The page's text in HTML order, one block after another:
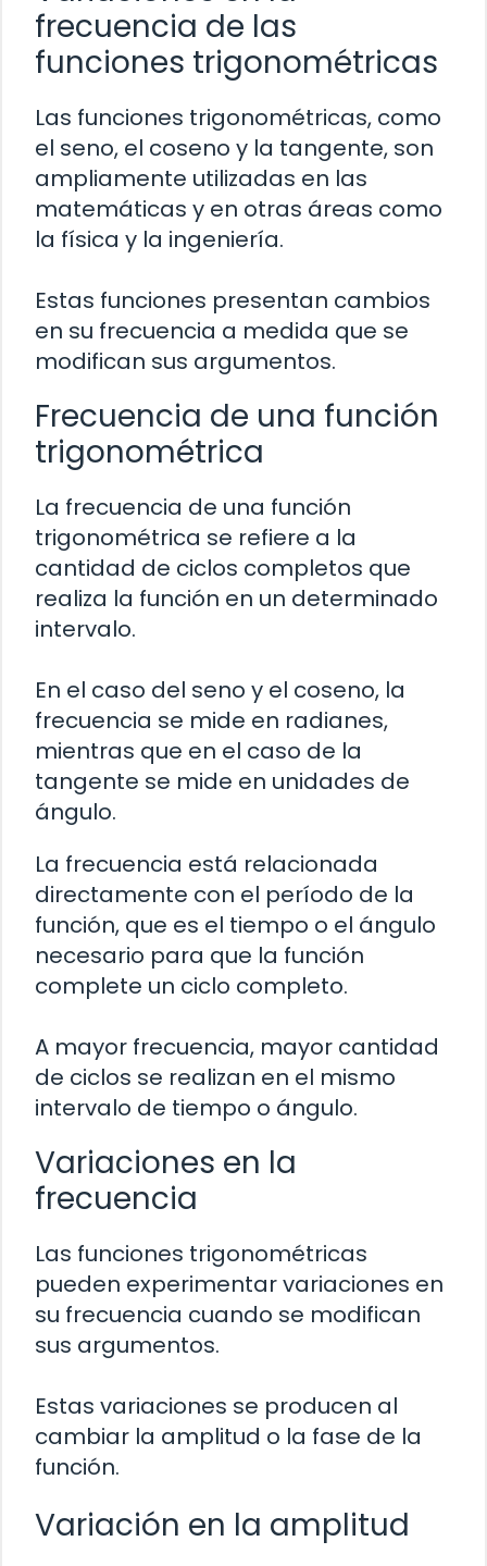
frecuencia de las
funciones trigonométricas
Las funciones trigonométricas, como
el seno, el coseno y la tangente, son
ampliamente utilizadas en las
matemáticas y en otras áreas como
la física y la ingeniería.
Estas funciones presentan cambios
en su frecuencia a medida que se
modifican sus argumentos.
Frecuencia de una función
trigonométrica
La frecuencia de una función
trigonométrica se refiere a la
cantidad de ciclos completos que
realiza la función en un determinado
intervalo.
En el caso del seno y el coseno, la
frecuencia se mide en radianes,
mientras que en el caso de la
tangente se mide en unidades de
ángulo.
La frecuencia está relacionada
directamente con el período de la
función, que es el tiempo o el ángulo
necesario para que la función
complete un ciclo completo.
A mayor frecuencia, mayor cantidad
de ciclos se realizan en el mismo
intervalo de tiempo o ángulo.
Variaciones en la
frecuencia
Las funciones trigonométricas
pueden experimentar variaciones en
su frecuencia cuando se modifican
sus argumentos.
Estas variaciones se producen al
cambiar la amplitud o la fase de la
función.
Variación en la amplitud